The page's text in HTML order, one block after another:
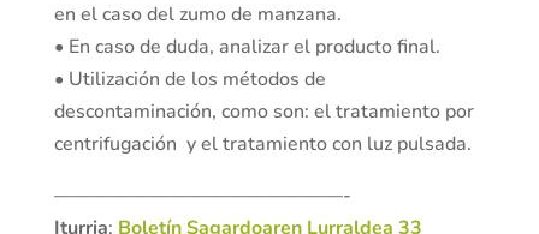
en el caso del zumo de manzana.
• En caso de duda, analizar el producto final.
• Utilización de los métodos de
descontaminación, como son: el tratamiento por
centrifugación y el tratamiento con luz pulsada.
———————————————-
Iturria: Boletín Sagardoaren Lurraldea 33